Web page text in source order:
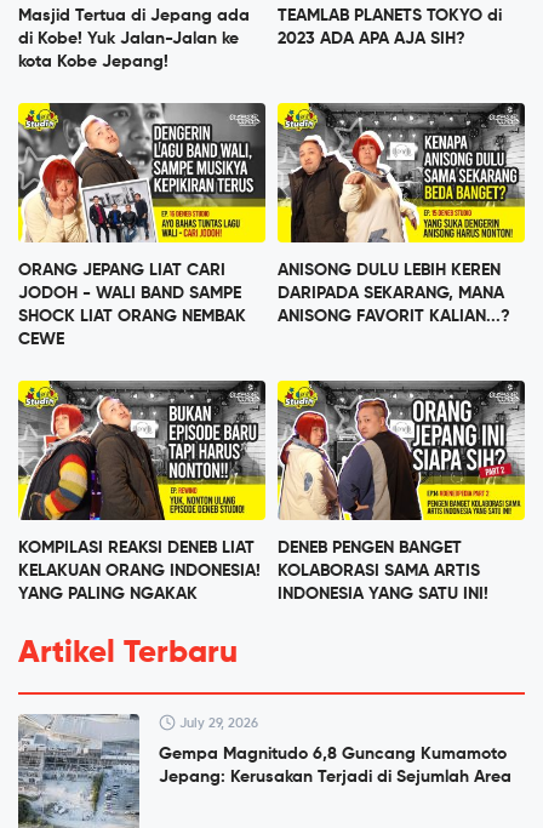
Masjid Tertua di Jepang ada
di Kobe! Yuk Jalan-Jalan ke
kota Kobe Jepang!
TEAMLAB PLANETS TOKYO di
2023 ADA APA AJA SIH?
ORANG JEPANG LIAT CARI
JODOH - WALI BAND SAMPE
SHOCK LIAT ORANG NEMBAK
CEWE
ANISONG DULU LEBIH KEREN
DARIPADA SEKARANG, MANA
ANISONG FAVORIT KALIAN...?
KOMPILASI REAKSI DENEB LIAT
KELAKUAN ORANG INDONESIA!
YANG PALING NGAKAK
DENEB PENGEN BANGET
KOLABORASI SAMA ARTIS
INDONESIA YANG SATU INI!
Artikel Terbaru
July 29, 2026
Gempa Magnitudo 6,8 Guncang Kumamoto
Jepang: Kerusakan Terjadi di Sejumlah Area